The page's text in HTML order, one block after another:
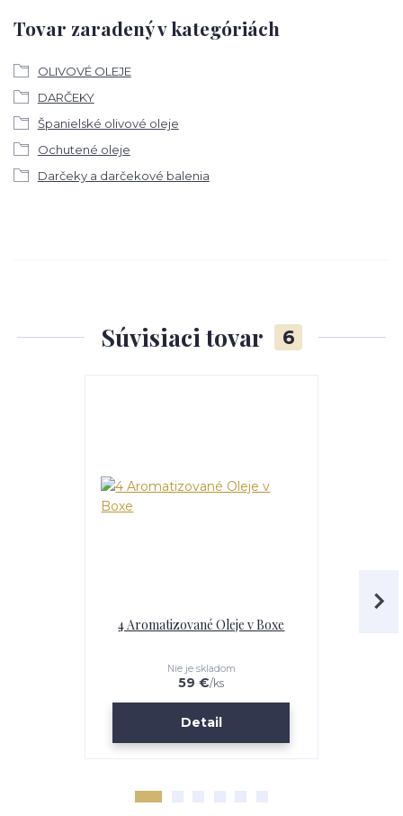
Tovar zaradený v kategóriách
OLIVOVÉ OLEJE
DARČEKY
Španielské olivové oleje
Ochutené oleje
Darčeky a darčekové balenia
Súvisiaci tovar 6
4 Aromatizované Oleje v Boxe
59 €/ks
Nie je skladom
Detail